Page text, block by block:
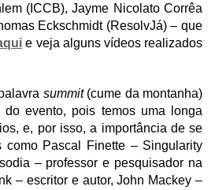
(ICCB), Jayme Nicolato Corrêa
Eckschmidt (ResolvJá) – que
e veja alguns vídeos realizados
summit(cume da montanha)
evento, pois temos uma longa
e, por isso, a importância de se
como Pascal Finette – Singularity
– professor e pesquisador na
– escritor e autor, John Mackey –